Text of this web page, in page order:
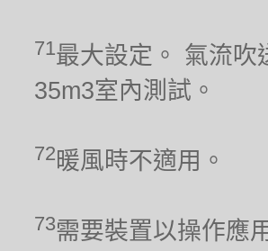
71最大設定。 氣流吹
35m3室內測試。
72 暖風時不適用。
73需要裝置以操作應